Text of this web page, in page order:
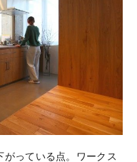
っている点。ワークス